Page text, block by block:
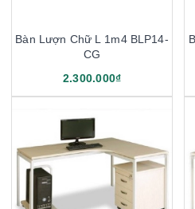
Bàn Lượn Chữ L 1m4 BLP14-
CG
2.300.000₫